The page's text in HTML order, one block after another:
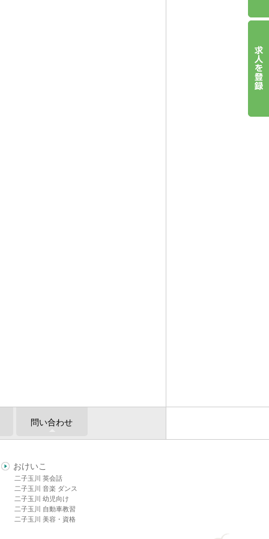
問い合わせ
おけいこ
二子玉川 英会話
二子玉川 音楽 ダンス
二子玉川 幼児向け
二子玉川 自動車教習
二子玉川 美容・資格